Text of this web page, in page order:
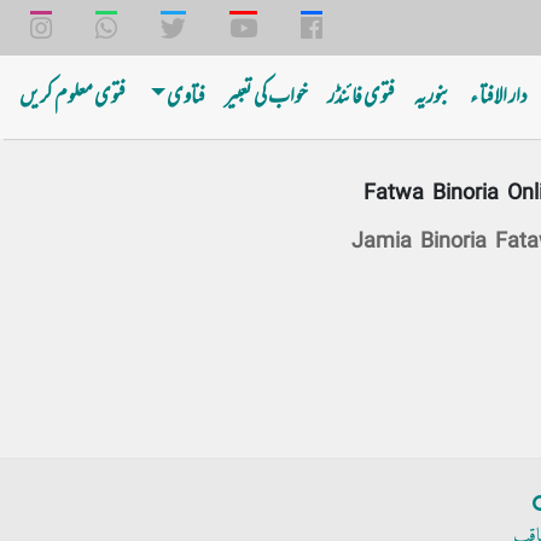
دار الافتا ء بنوریه فتوی فائنڈر خواب کی تعبیر فتاوی فتوی معلوم کریں
Fatwa Binoria
Jamia Binoria